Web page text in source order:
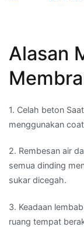
Alasan
1. Celah beton
menggunakan
2. Rembesan air
semua dinding
sukar dicegah.
3. Keadaan
ruang tempat